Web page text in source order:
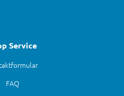
Service
FAQ